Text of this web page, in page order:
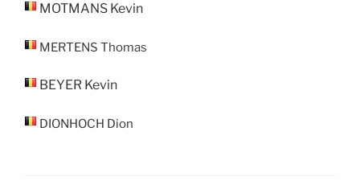
MOTMANS Kevin
MERTENS Thomas
BEYER Kevin
DIONHOCH Dion